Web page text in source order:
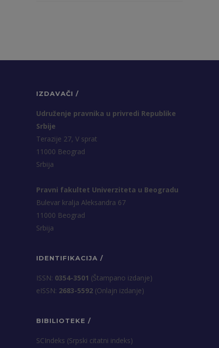
IZDAVAČI /
Udruženje pravnika u privredi Republike
Srbije
Terazije 27, V sprat
11000 Beograd
Srbija
Pravni fakultet Univerziteta u Beogradu
Bulevar kralja Aleksandra 67
11000 Beograd
Srbija
IDENTIFIKACIJA /
ISSN: 0354-3501 (Štampano izdanje)
eISSN: 2683-5592 (Onlajn izdanje)
BIBILIOTEKE /
SCIndeks (Srpski citatni indeks)